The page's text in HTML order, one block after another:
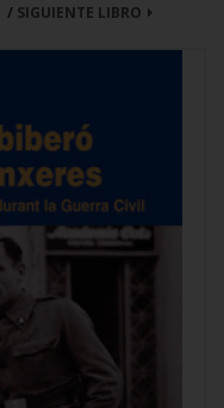
SIGUIENTE LIBRO
/